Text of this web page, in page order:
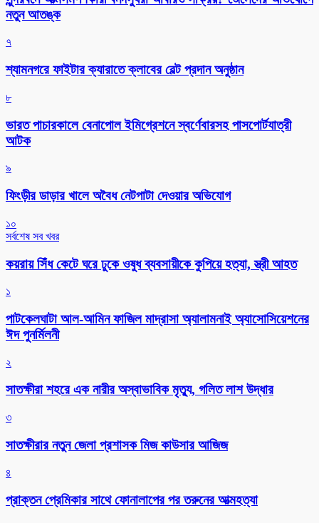
নতুন আতঙ্ক
৭
শ্যামনগরে ফাইটার ক্যারাতে ক্লাবের বেল্ট প্রদান অনুষ্ঠান
৮
ভারত পাচারকালে বেনাপোল ইমিগ্রেশনে স্বর্ণেবারসহ পাসপোর্টযাত্রী
আটক
৯
ফিংড়ীর ডাড়ার খালে অবৈধ নেটপাটা দেওয়ার অভিযোগ
১০
সর্বশেষ সব খবর
কয়রায় সিঁধ কেটে ঘরে ঢুকে ওষুধ ব্যবসায়ীকে কুপিয়ে হত্যা, স্ত্রী আহত
১
পাটকেলঘাটা আল-আমিন ফাজিল মাদ্রাসা অ্যালামনাই অ্যাসোসিয়েশনের
ঈদ পুনর্মিলনী
২
সাতক্ষীরা শহরে এক নারীর অস্বাভাবিক মৃত্যু, গলিত লাশ উদ্ধার
৩
সাতক্ষীরার নতুন জেলা প্রশাসক মিজ কাউসার আজিজ
৪
প্রাক্তন প্রেমিকার সাথে ফোনালাপের পর তরুনের আত্মহত্যা